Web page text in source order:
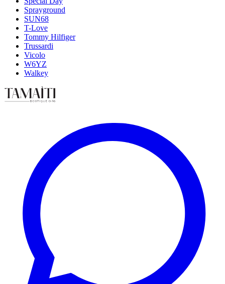
Sprayground
SUN68
T-Love
Tommy Hilfiger
Trussardi
Vicolo
W6YZ
Walkey